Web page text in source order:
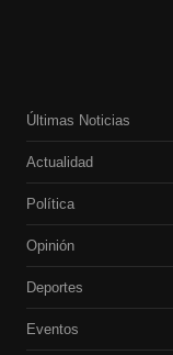
Últimas Noticias
Actualidad
Política
Opinión
Deportes
Eventos